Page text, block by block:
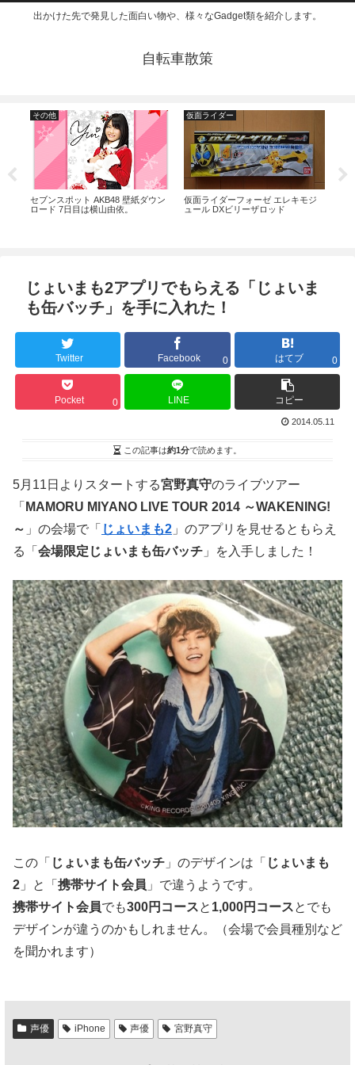
出かけた先で発見した面白い物や、様々なGadget類を紹介します。
自転車散策
その他
セブンスポット AKB48 壁紙ダウン
ロード 7日目は横山由依。
仮面ライダー
仮面ライダーフォーゼ エレキモジ
ュール DXビリーザロッド
じょいまも2アプリでもらえる「じょいま
も缶バッチ」を手に入れた！
Twitter Facebook 0 はてブ 0
Pocket 0 LINE コピー
2014.05.11
この記事は約1分で読めます。
5月11日よりスタートする宮野真守のライブツアー
「 MAMORU MIYANO LIVE TOUR 2014 ～WAKENING!
～ 」の会場で「 じょいまも2 」のアプリを見せるともらえ
る「 会場限定じょいまも缶バッチ 」を入手しました！
この「 じょいまも缶バッチ 」のデザインは「 じょいまも
2 」と「 携帯サイト会員 」で違うようです。
携帯サイト会員でも300円コースと 1,000円コースとでも
デザインが違うのかもしれません。（会場で会員種別など
を聞かれます）
声優 iPhone 声優 宮野真守